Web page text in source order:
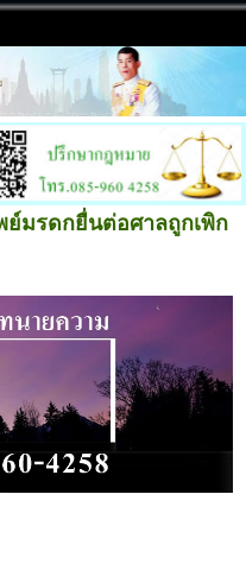
มรดกยื่นต่อศาลถูกเพิก